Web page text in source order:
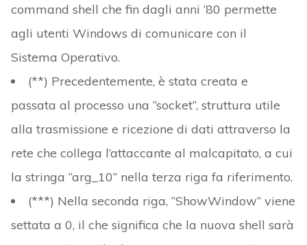
command shell che fin dagli anni ’80 permette
agli utenti Windows di comunicare con il
Sistema Operativo.
(**) Precedentemente, è stata creata e
passata al processo una “socket”, struttura utile
alla trasmissione e ricezione di dati attraverso la
rete che collega l’attaccante al malcapitato, a cui
la stringa “arg_10” nella terza riga fa riferimento.
(***) Nella seconda riga, “ShowWindow” viene
settata a 0, il che significa che la nuova shell sarà